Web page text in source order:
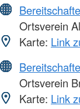
Ortsverein
Karte: Link
Ortsverein
Karte: Link